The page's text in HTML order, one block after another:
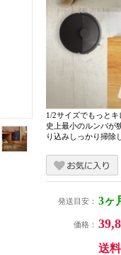
1/2サイズでもっとキ
史上最小のルンバが
り込みしっかり掃除
発送目安： 3ヶ
価格：
送